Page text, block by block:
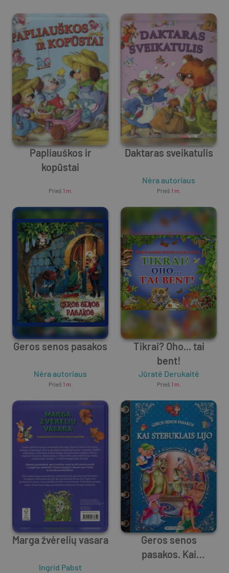
Papliauškos ir
kopūstai
Prieš 1 m.
Daktaras sveikatulis
Nėra autoriaus
Prieš 1 m.
Geros senos pasakos
Nėra autoriaus
Prieš 1 m.
Tikrai? Oho... tai
bent!
Jūratė Derukaitė
Prieš 1 m.
Marga žvėrelių vasara
Ingrid Pabst
Geros senos
pasakos. Kai